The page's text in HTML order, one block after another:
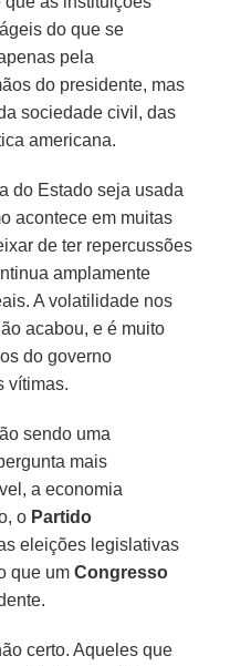
do que se
pela
do presidente, mas
sociedade civil, das
americana.
do Estado seja usada
acontece em muitas
de ter repercussões
amplamente
A volatilidade nos
acabou, e é muito
do governo
vítimas.
sendo uma
mais
a economia
o Partido
eleições legislativas
que umCongresso
certo. Aqueles que